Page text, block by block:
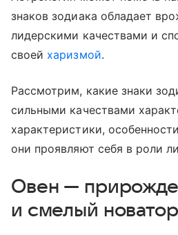
знаков зодиака обладает
лидерскими качествами и
своей харизмой.
Рассмотрим, какие знаки
сильными качествами
характеристики,
они проявляют себя в роли
Овен —
и смелый новатор